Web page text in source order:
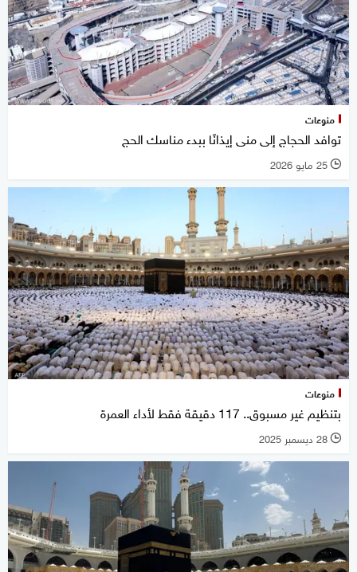
منوعات
توافد الحجاج إلى منى إيذانًا ببدء مناسك الحج
l 25 مايو 2026
منوعات
بتنظيم غير مسبوق.. 117 دقيقة فقط لأداء العمرة
l 28 ديسمبر 2025